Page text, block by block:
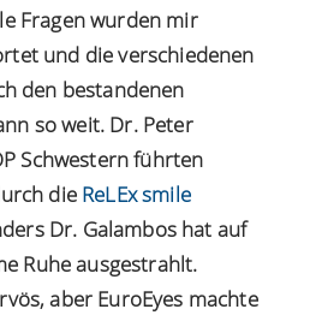
Fragen wurden mir
und die verschiedenen
den bestandenen
so weit. Dr. Peter
Schwestern führten
die ReLEx smile
Dr. Galambos hat auf
Ruhe ausgestrahlt.
aber EuroEyes machte